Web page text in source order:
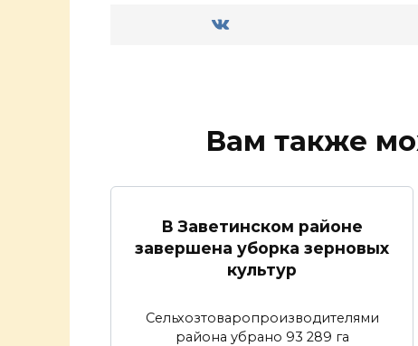
Вам также
В Заветинском районе
завершена уборка зерновых
культур
Сельхозтоваропроизводителями
района убрано 93 289 га